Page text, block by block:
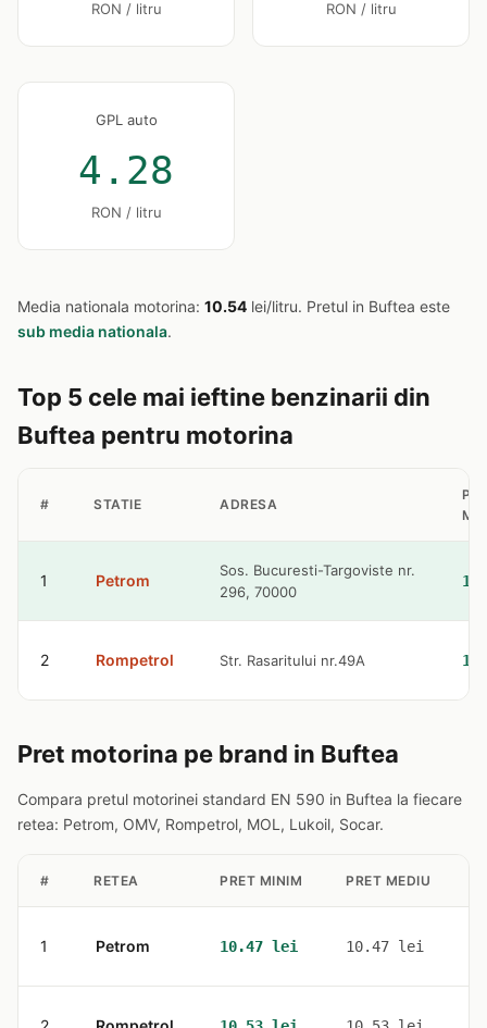
RON / litru RON / litru
GPL auto
4.28
RON / litru
Media nationala motorina: 10.54 lei/litru. Pretul in Buftea este
sub media nationala.
Top 5 cele mai ieftine benzinarii din
Buftea pentru motorina
# STATIE ADRESA
1 Petrom
Sos. Bucuresti-Targoviste nr.
296, 70000
2 Rompetrol Str. Rasaritului nr.49A
Pret motorina pe brand in Buftea
Compara pretul motorinei standard EN 590 in Buftea la fiecare
retea: Petrom, OMV, Rompetrol, MOL, Lukoil, Socar.
# RETEA PRET MINIM PRET MEDIU
1 Petrom 10.47 lei 10.47 lei